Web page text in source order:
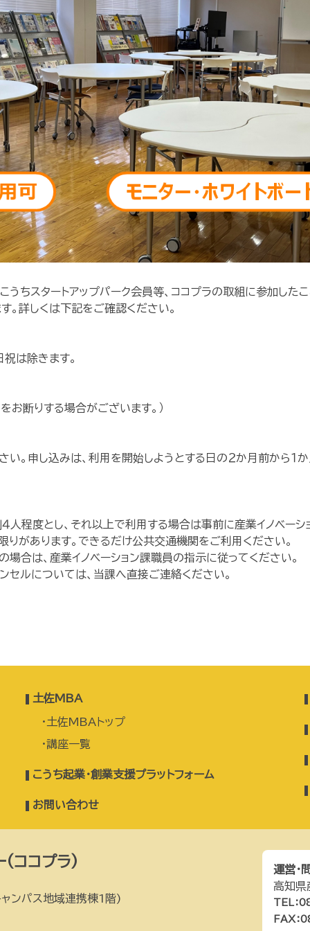
新事業創出支援事業費補助金
うちスタートアップパーク会員等、ココプラの取組に参加した
。詳しくは下記をご確認ください。
は除きます。
断りする場合がございます。）
。申し込みは、利用を開始しようとする日の２か月前から１
程度とし、それ以上で利用する場合は事前に産業イノベーシ
があります。できるだけ公共交通機関をご利用ください。
合は、産業イノベーション課職員の指示に従ってください。
ルについては、当課へ直接ご連絡ください。
土佐MBA
土佐MBAトップ
講座一覧
こうち起業・創業支援プラットフォーム
お問い合わせ
(ココプラ)
ンパス地域連携棟1階)
運営・
高知県
TEL：
FAX